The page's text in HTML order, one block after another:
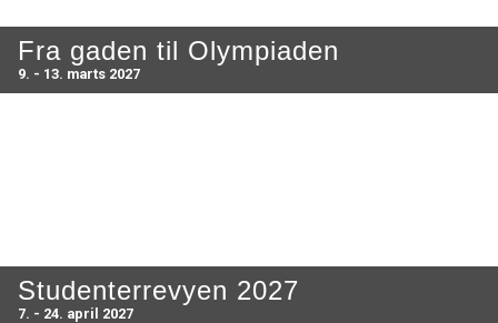
Fra gaden til Olympiaden
9. - 13. marts 2027
Studenterrevyen 2027
7. - 24. april 2027